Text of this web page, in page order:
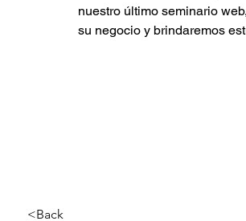
nuestro último seminario
su negocio y brindaremos
<Back